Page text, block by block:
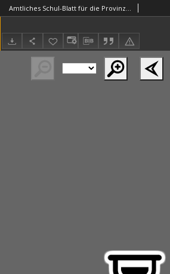
Amtliches Schul-Blatt für die Provinz Posen 1881.10.15 Jg.14 Nr17